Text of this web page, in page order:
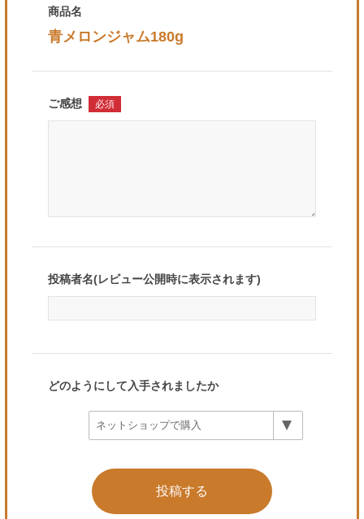
商品名
青メロンジャム180g
ご感想 必須
投稿者名(レビュー公開時に表示されます)
どのようにして入手されましたか
投稿する